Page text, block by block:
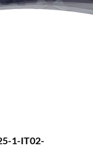
1-IT02-